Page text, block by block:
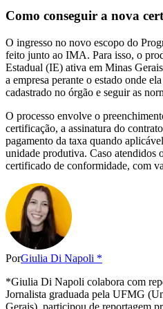
Como conseguir a nova
O ingresso no novo escopo do
feito junto ao IMA. Para isso, o
Estadual (IE) ativa em Minas
a empresa perante o estado onde
cadastrado no órgão e seguir as
O processo envolve o
certificação, a assinatura do
pagamento da taxa quando
unidade produtiva. Caso atendidos
certificado de conformidade, com
PorGiulia Di Napoli *
*Giulia Di Napoli colabora com
Jornalista graduada pela UFMG
Gerais), participou de reportagem